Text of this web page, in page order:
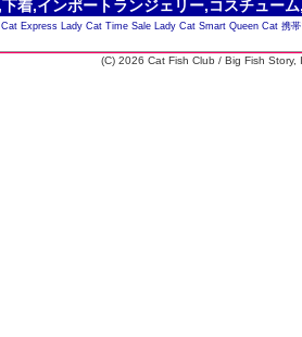
着,インポートランジェリー,コスチュー
Cat Express Lady Cat Time Sale Lady Cat Smart Queen Cat 携
(C) 2026 Cat Fish Club / Big Fish Story,